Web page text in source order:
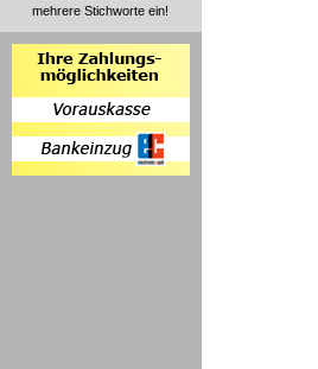
mehrere Stichworte ein!